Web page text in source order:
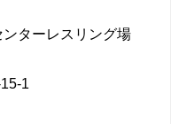
ターレスリング場
1